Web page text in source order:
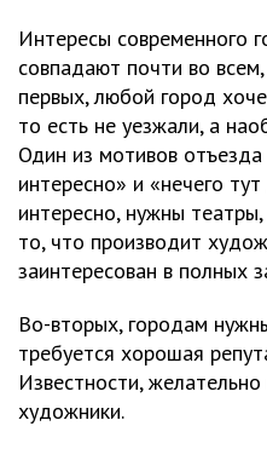
Интересы современного
совпадают почти во
первых, любой город
то есть не уезжали, а
Один из мотивов
интересно» и «нечего
интересно, нужны
то, что производит
заинтересован в полных
Во-вторых, городам
требуется хорошая
Известности,
художники.